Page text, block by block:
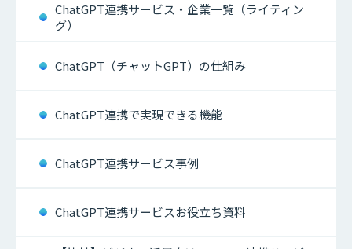
ChatGPT連携サービス・企業一覧（ライティン
グ）
ChatGPT（チャットGPT）の仕組み
ChatGPT連携で実現できる機能
ChatGPT連携サービス事例
ChatGPT連携サービスお役立ち資料